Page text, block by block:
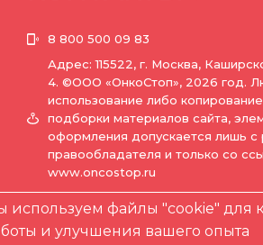
8 800 500 09 83
Адрес: 115522, г. Москва,
4. ©ООО «ОнкоСтоп», 2026 год.
использование либо
подборки материалов сайта,
оформления допускается лишь с
правообладателя и только со
www.oncostop.ru
info@oncostop.com
используем файлы "cookie" для
и улучшения вашего опыта